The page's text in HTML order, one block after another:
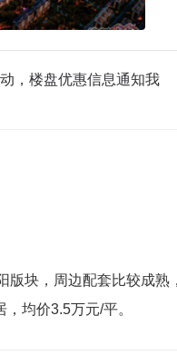
，楼盘优惠信息通知我
版块，周边配套比较成
均价3.5万元/平。